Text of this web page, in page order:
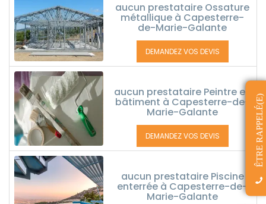
aucun prestataire Ossature
métallique à Capesterre-
de-Marie-Galante
DEMANDEZ VOS DEVIS
aucun prestataire Peintre en
bâtiment à Capesterre-de-
Marie-Galante
DEMANDEZ VOS DEVIS
aucun prestataire Piscine
enterrée à Capesterre-de-
Marie-Galante
ÊTRE RAPPELÉ(E)